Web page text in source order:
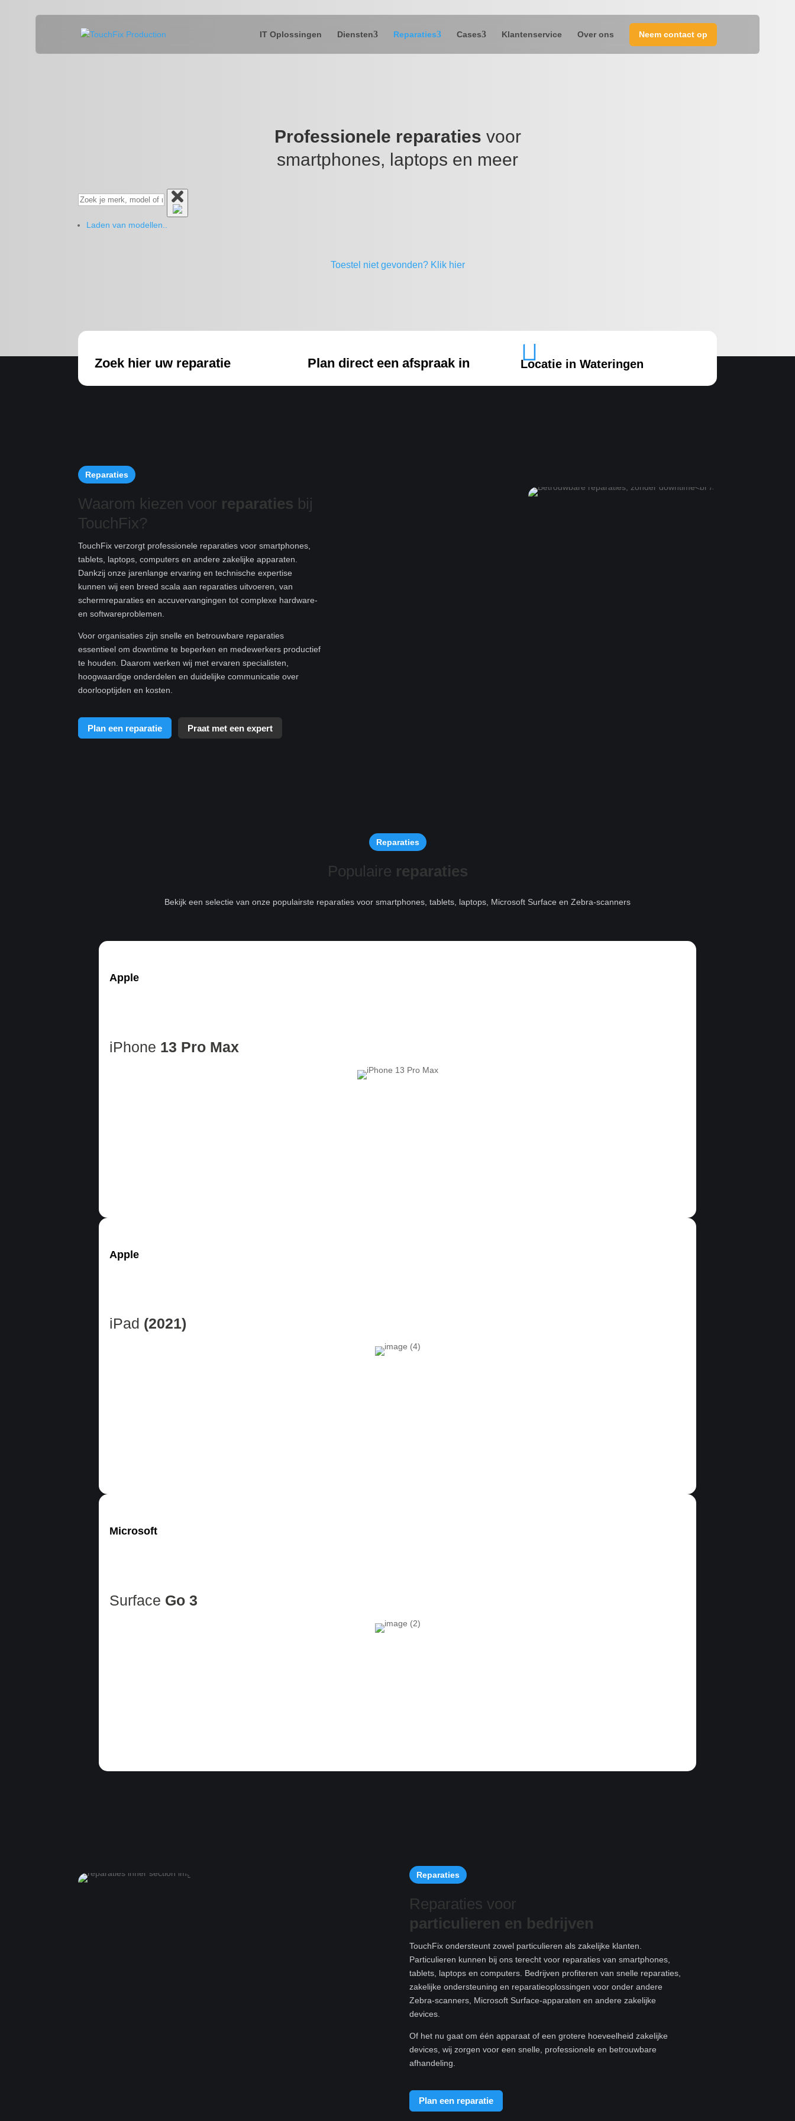
IT Oplossingen Diensten Reparaties Cases Klantenservice Over ons Neem contact op
Professionele reparaties voor
smartphones, laptops en meer
Laden van modellen..
Toestel niet gevonden? Klik hier
Zoek hier uw reparatie Plan direct een afspraak in 
Locatie in Wateringen
Reparaties
Waarom kiezen voor reparaties bij
TouchFix?
TouchFix verzorgt professionele reparaties voor smartphones,
tablets, laptops, computers en andere zakelijke apparaten.
Dankzij onze jarenlange ervaring en technische expertise
kunnen wij een breed scala aan reparaties uitvoeren, van
schermreparaties en accuvervangingen tot complexe hardware-
en softwareproblemen.
Voor organisaties zijn snelle en betrouwbare reparaties
essentieel om downtime te beperken en medewerkers productief
te houden. Daarom werken wij met ervaren specialisten,
hoogwaardige onderdelen en duidelijke communicatie over
doorlooptijden en kosten.
Plan een reparatie Praat met een expert
Reparaties
Populaire reparaties
Bekijk een selectie van onze populairste reparaties voor smartphones, tablets, laptops, Microsoft Surface en Zebra-scanners
Apple
iPhone 13 Pro Max
Apple
iPad (2021)
Microsoft
Surface Go 3
Reparaties
Reparaties voor
particulieren en bedrijven
TouchFix ondersteunt zowel particulieren als zakelijke klanten.
Particulieren kunnen bij ons terecht voor reparaties van smartphones,
tablets, laptops en computers. Bedrijven profiteren van snelle reparaties,
zakelijke ondersteuning en reparatieoplossingen voor onder andere
Zebra-scanners, Microsoft Surface-apparaten en andere zakelijke
devices.
Of het nu gaat om één apparaat of een grotere hoeveelheid zakelijke
devices, wij zorgen voor een snelle, professionele en betrouwbare
afhandeling.
Plan een reparatie